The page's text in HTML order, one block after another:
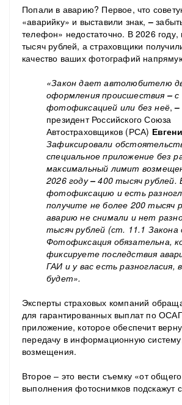
Попали в аварию? Первое, что
«аварийку» и выставили знак,–
телефон» недостаточно. В 2026
тысяч рублей, а страховщики
качество ваших фотографий
«Закон дает автолюбителю
оформления происшествия – с
фотофиксацией или без неё,–
президент Российского Союза
Автостраховщиков (РСА)
Зафиксировали
специальное приложение без
максимальный лимит
2026 году–400 тысяч рублей.
фотофиксацию и есть
получите не более 200 тысяч
аварию не снимали и нет
тысяч рублей (ст. 11.1
Фотофиксация обязательна,
фиксируете последствия
ГАИ и у вас есть
будет».
Эксперты страховых компаний
для гарантированных выплат по
приложение, которое обеспечит
передачу в информационную
возмещения.
Второе – это вести съемку «от
выполнения фотоснимков подскажут